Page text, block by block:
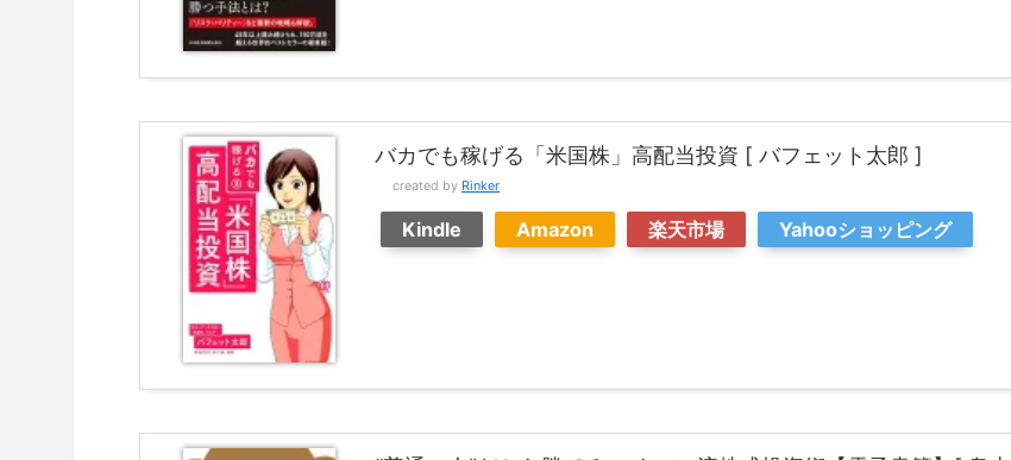
バカでも稼げる「米国株」高配当投資 [ バフェット太郎 ]
created by Rinker
Kindle Amazon 楽天市場 Yahooショッピング